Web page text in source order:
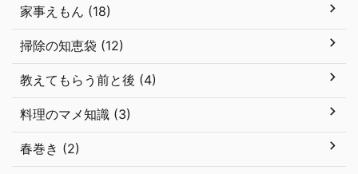
家事えもん (18)
掃除の知恵袋 (12)
教えてもらう前と後 (4)
料理のマメ知識 (3)
春巻き (2)